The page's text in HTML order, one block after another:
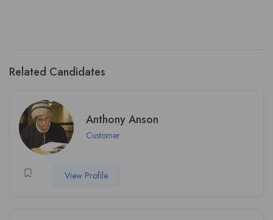
Related Candidates
Anthony Anson
Customer
View Profile